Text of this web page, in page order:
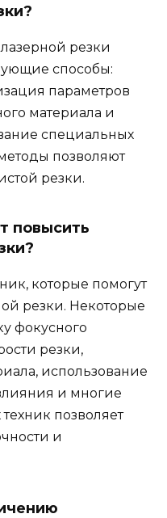
резки
способы:
параметров
материала и
специальных
позволяют
резки.
повысить
которые помогут
резки. Некоторые
фокусного
резки,
использование
и многие
позволяет
и